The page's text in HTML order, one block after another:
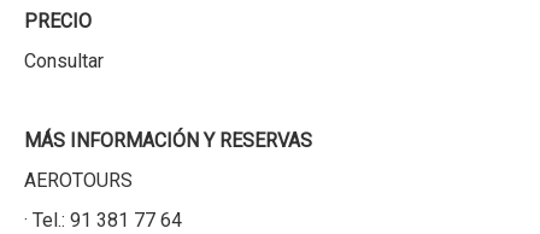
PRECIO
Consultar
MÁS INFORMACIÓN Y RESERVAS
AEROTOURS
· Tel.: 91 381 77 64